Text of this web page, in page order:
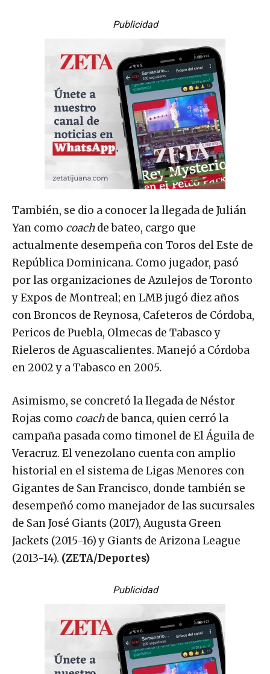
Publicidad
También, se dio a conocer la llegada de Julián
Yan como coachde bateo, cargo que
actualmente desempeña con Toros del Este de
República Dominicana. Como jugador, pasó
por las organizaciones de Azulejos de Toronto
y Expos de Montreal; en LMB jugó diez años
con Broncos de Reynosa, Cafeteros de Córdoba,
Pericos de Puebla, Olmecas de Tabasco y
Rieleros de Aguascalientes. Manejó a Córdoba
en 2002 y a Tabasco en 2005.
Asimismo, se concretó la llegada de Néstor
Rojas como coachde banca, quien cerró la
campaña pasada como timonel de El Águila de
Veracruz. El venezolano cuenta con amplio
historial en el sistema de Ligas Menores con
Gigantes de San Francisco, donde también se
desempeñó como manejador de las sucursales
de San José Giants (2017), Augusta Green
Jackets (2015-16) y Giants de Arizona League
(2013-14). (ZETA/Deportes)
Publicidad